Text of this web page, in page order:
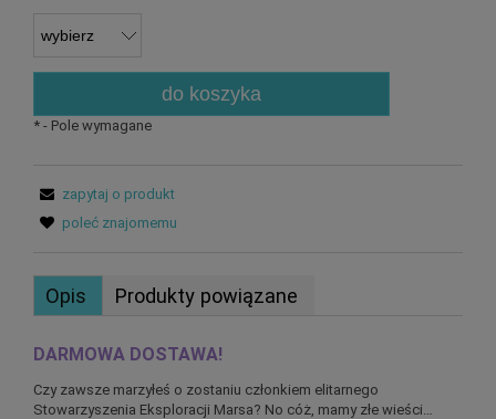
do koszyka
*- Pole wymagane
zapytaj o produkt
poleć znajomemu
Opis Produkty powiązane
DARMOWA DOSTAWA!
Czy zawsze marzyłeś o zostaniu członkiem elitarnego
Stowarzyszenia Eksploracji Marsa? No cóż, mamy złe wieści…